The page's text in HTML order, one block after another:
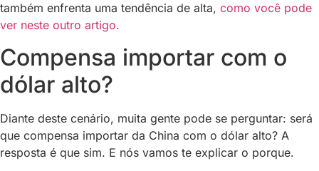
também enfrenta uma tendência de alta, como você pode
ver neste outro artigo.
Compensa importar com o
dólar alto?
Diante deste cenário, muita gente pode se perguntar: será
que compensa importar da China com o dólar alto? A
resposta é que sim. E nós vamos te explicar o porque.